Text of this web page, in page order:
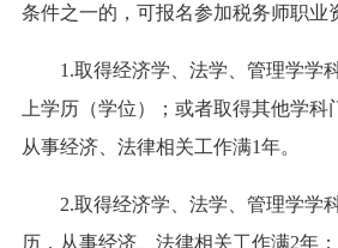
条件之一的，可报名参加税务师职业
1.取得经济学、法学、管理学学
上学历（学位）；或者取得其他学科
从事经济、法律相关工作满1年。
2.取得经济学、法学、管理学学
历，从事经济、法律相关工作满2年